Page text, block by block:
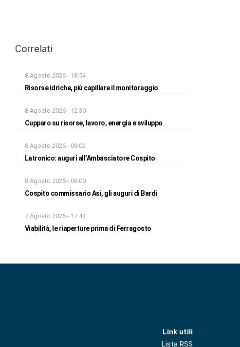
Correlati
8 Agosto 2026 - 18:54
Risorse idriche, più capillare il monitoraggio
8 Agosto 2026 - 12:30
Cupparo su risorse, lavoro, energia e sviluppo
8 Agosto 2026 - 08:02
Latronico: auguri all’Ambasciatore Cospito
8 Agosto 2026 - 08:00
Cospito commissario Asi, gli auguri di Bardi
7 Agosto 2026 - 17:43
Viabilità, le riaperture prima di Ferragosto
Link utili
Lista RSS